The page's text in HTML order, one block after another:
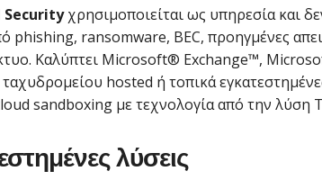
Securityχρησιμοποιείται ως υπηρεσία και
phishing, ransomware, BEC, προηγμένες
Καλύπτει Microsoft® Exchange™,
hosted ή τοπικά
sandboxing με τεχνολογία από την
λύσεις